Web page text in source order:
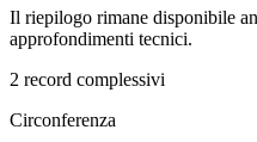
Il riepilogo rimane disponibile
approfondimenti tecnici.
2 record complessivi
Circonferenza